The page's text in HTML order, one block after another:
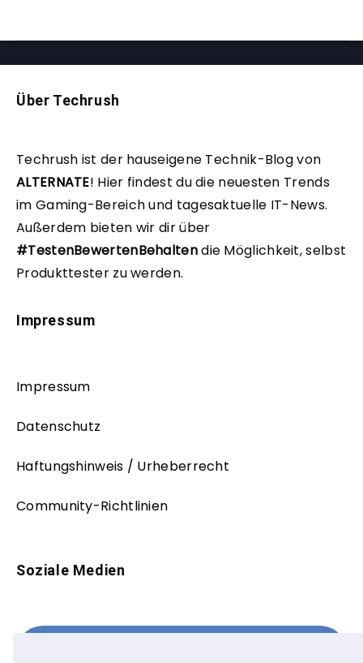
Über Techrush
Techrush ist der hauseigene Technik-Blog von
ALTERNATE! Hier findest du die neuesten Trends
im Gaming-Bereich und tagesaktuelle IT-News.
Außerdem bieten wir dir über
#TestenBewertenBehaltendie Möglichkeit, selbst
Produkttester zu werden.
Impressum
Impressum
Datenschutz
Haftungshinweis / Urheberrecht
Community-Richtlinien
Soziale Medien